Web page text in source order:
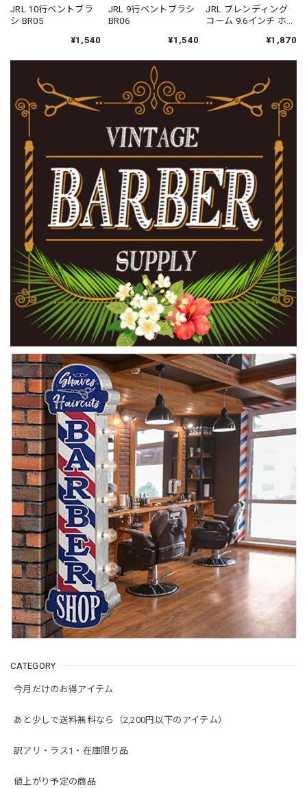
CATEGORY
今月だけのお得アイテム
あと少しで送料無料なら（2,200円以下のアイテム）
訳アリ・ラス1・在庫限り品
値上がり予定の商品
JRL 10行ベントブラ
シ BR05
¥1,540
JRL 9行ベントブラシ
BR06
¥1,540
JRL ブレンディング
コーム 9.6インチ ホワ
¥1,870